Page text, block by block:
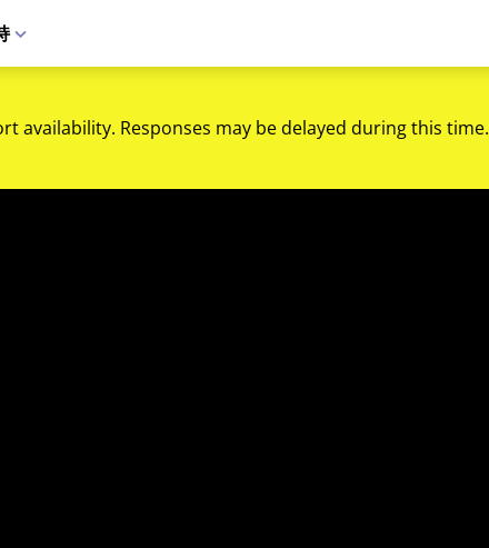
availability. Responses may be delayed during this time.